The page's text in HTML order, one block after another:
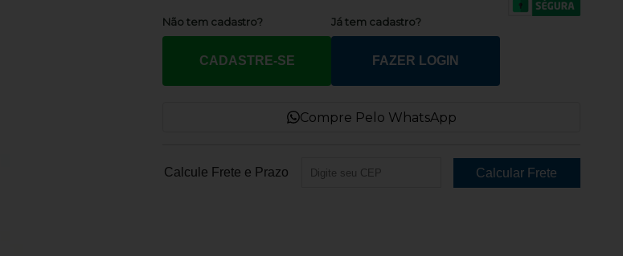
Não tem cadastro?
CADASTRE-SE
Já tem cadastro?
FAZER LOGIN
Compre Pelo WhatsApp
Calcule Frete e Prazo